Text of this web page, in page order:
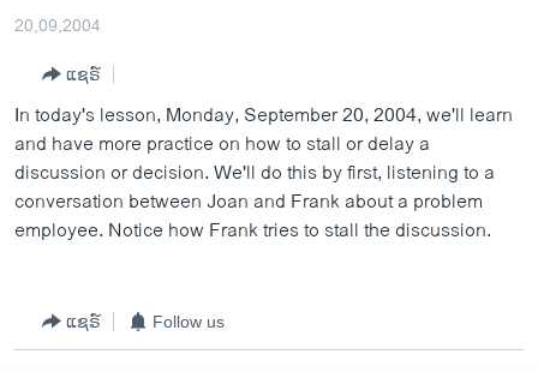
ຫາ
ຂ່າວ​ຈີນ
ໂລກ
ເອເຊຍ
ອິດສະຫຼະພາບດ້ານການຂ່າວ
ຊີວິດຊາວລາວ
ທຸລະກິດ
20,09,2004
ແຊຣ໌
In today's lesson, Monday, September 20, 2004, we'll learn
and have more practice on how to stall or delay a
discussion or decision. We'll do this by first, listening to a
conversation between Joan and Frank about a problem
employee. Notice how Frank tries to stall the discussion.
ແຊຣ໌ Follow us